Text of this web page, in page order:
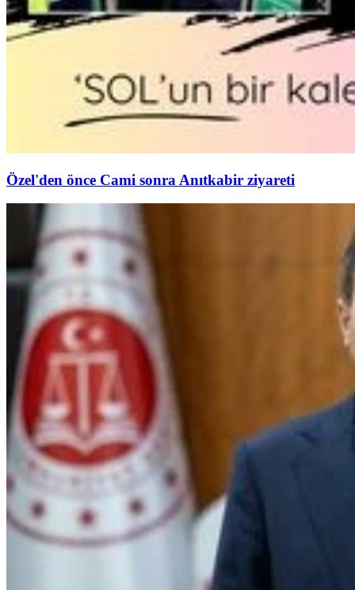
Özel'den önce Cami sonra Anıtkabir ziyareti